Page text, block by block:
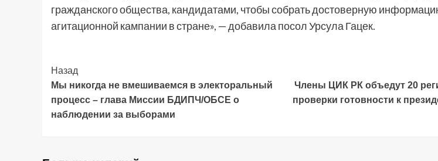
гражданского общества, кандидатами, чтобы собрать достоверную
агитационной кампании в стране», — добавила посол Урсула Гацек.
Post
Navigation
Назад
Мы никогда не вмешиваемся в электоральный
процесс – глава Миссии БДИПЧ/ОБСЕ о
наблюдении за выборами
Члены ЦИК РК объедут 20
проверки готовности к